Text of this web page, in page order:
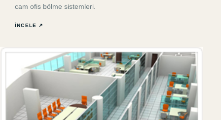
cam ofis bölme sistemleri.
İNCELE ↗